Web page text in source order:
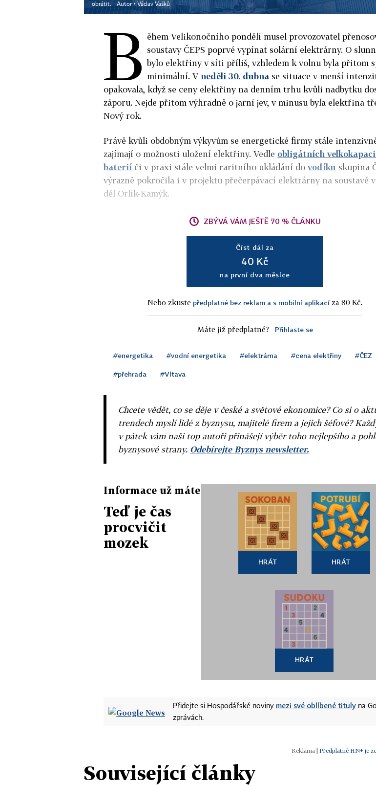
obrátit.
Autor ▪Václav Vašků
B ěhem Velikonočního pondělí musel provozovatel
soustavy ČEPS poprvé vypínat solární elektrárny. O
bylo elektřiny v síti příliš, vzhledem k volnu byla přitom
minimální. V neděli 30. dubna se situace v menší
opakovala, když se ceny elektřiny na denním trhu kvůli nadbytku
záporu. Nejde přitom výhradně o jarní jev, v minusu byla elektřina
Nový rok.
Právě kvůli obdobným výkyvům se energetické firmy stále
zajímají o možnosti uložení elektřiny. Vedle obligátních
baterií či v praxi stále velmi raritního ukládání dovodíku skupina
výrazně pokročila i v projektu přečerpávací elektrárny na soustavě
děl Orlík-Kamýk.
ZBÝVÁ VÁM JEŠTĚ 70 % ČLÁNKU
Číst dál za
40 Kč
na první dva měsíce
Nebo zkuste předplatné bez reklam a s mobilní aplikací za 80 Kč.
Máte již předplatné? Přihlaste se
#energetika #vodní energetika #elektrárna #cena elektřiny #ČEZ
#přehrada #Vltava
Chcete vědět, co se děje v české a světové ekonomice? Co si o
trendech myslí lidé z byznysu, majitelé firem a jejich šéfové?
v pátek vám naši top autoři přinášejí výběr toho nejlepšího a
byznysové strany. Odebírejte Byznys newsletter.
Informace už máte
Teď je čas
procvičit
mozek
HRÁT HRÁT
HRÁT
Přidejte si Hospodářské noviny mezi své oblíbené tituly na
zprávách.
| Předplatné HN+ je
Související články